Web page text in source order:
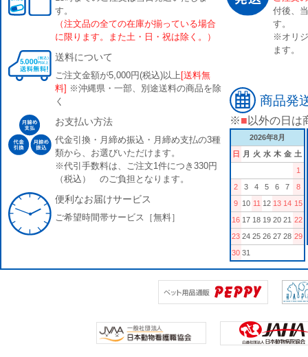
す。
（注文品の全ての在庫が揃っている場合
に限ります。また土・日・祝は除く。）
送料について
ご注文金額が5,000円(税込)以上 [送料無
料] ※沖縄県・一部、別途送料の商品を除
く
お支払い方法
代金引換・月締め振込・月締め支払の3種
類から、お選びいただけます。
※代引手数料は、ご注文1件につき330円
（税込） のご負担となります。
便利なお届けサービス
ご希望時間帯サービス［無料］
付後、
す。
※オリ
ます。
商品発
※■ 以外の日は
2026年8月
日
月 火 水 木 金 土
1
2
3 4 5 6 7
8
9 10 11 12 13 14 15
16 17 18 19 20 21 22
23 24 25 26 27 28 29
30 31